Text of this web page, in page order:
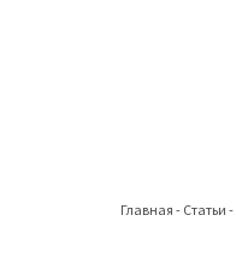
Главная - Статьи -